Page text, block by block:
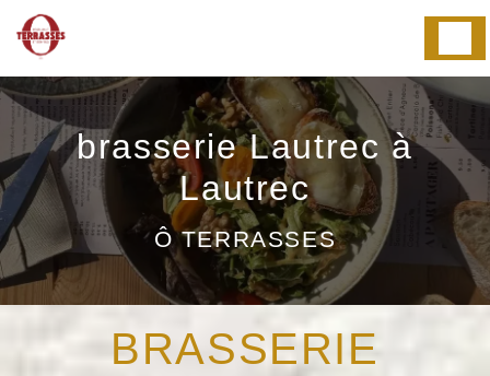
brasserie Lautrec à
Lautrec
Ô TERRASSES
BRASSERIE
Panneau de gestion des cookies